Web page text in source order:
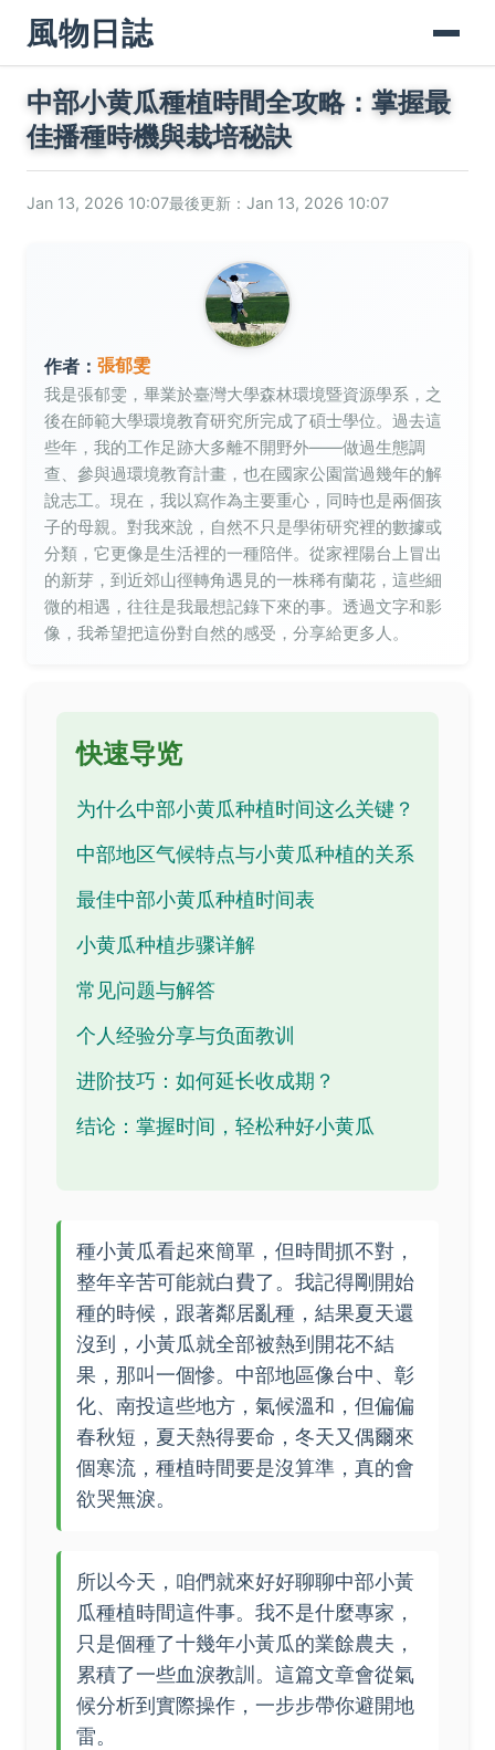
風物日誌
中部小黄瓜種植時間全攻略：掌握最
佳播種時機與栽培秘訣
Jan 13, 2026 10:07最後更新：Jan 13, 2026 10:07
作者： 張郁雯
我是張郁雯，畢業於臺灣大學森林環境暨資源學系，之
後在師範大學環境教育研究所完成了碩士學位。過去這
些年，我的工作足跡大多離不開野外——做過生態調
查、參與過環境教育計畫，也在國家公園當過幾年的解
說志工。現在，我以寫作為主要重心，同時也是兩個孩
子的母親。對我來說，自然不只是學術研究裡的數據或
分類，它更像是生活裡的一種陪伴。從家裡陽台上冒出
的新芽，到近郊山徑轉角遇見的一株稀有蘭花，這些細
微的相遇，往往是我最想記錄下來的事。透過文字和影
像，我希望把這份對自然的感受，分享給更多人。
快速导览
为什么中部小黄瓜种植时间这么关键？
中部地区气候特点与小黄瓜种植的关系
最佳中部小黄瓜种植时间表
小黄瓜种植步骤详解
常见问题与解答
个人经验分享与负面教训
进阶技巧：如何延长收成期？
结论：掌握时间，轻松种好小黄瓜
種小黃瓜看起來簡單，但時間抓不對，
整年辛苦可能就白費了。我記得剛開始
種的時候，跟著鄰居亂種，結果夏天還
沒到，小黃瓜就全部被熱到開花不結
果，那叫一個慘。中部地區像台中、彰
化、南投這些地方，氣候溫和，但偏偏
春秋短，夏天熱得要命，冬天又偶爾來
個寒流，種植時間要是沒算準，真的會
欲哭無淚。
所以今天，咱們就來好好聊聊中部小黃
瓜種植時間這件事。我不是什麼專家，
只是個種了十幾年小黃瓜的業餘農夫，
累積了一些血淚教訓。這篇文章會從氣
候分析到實際操作，一步步帶你避開地
雷。